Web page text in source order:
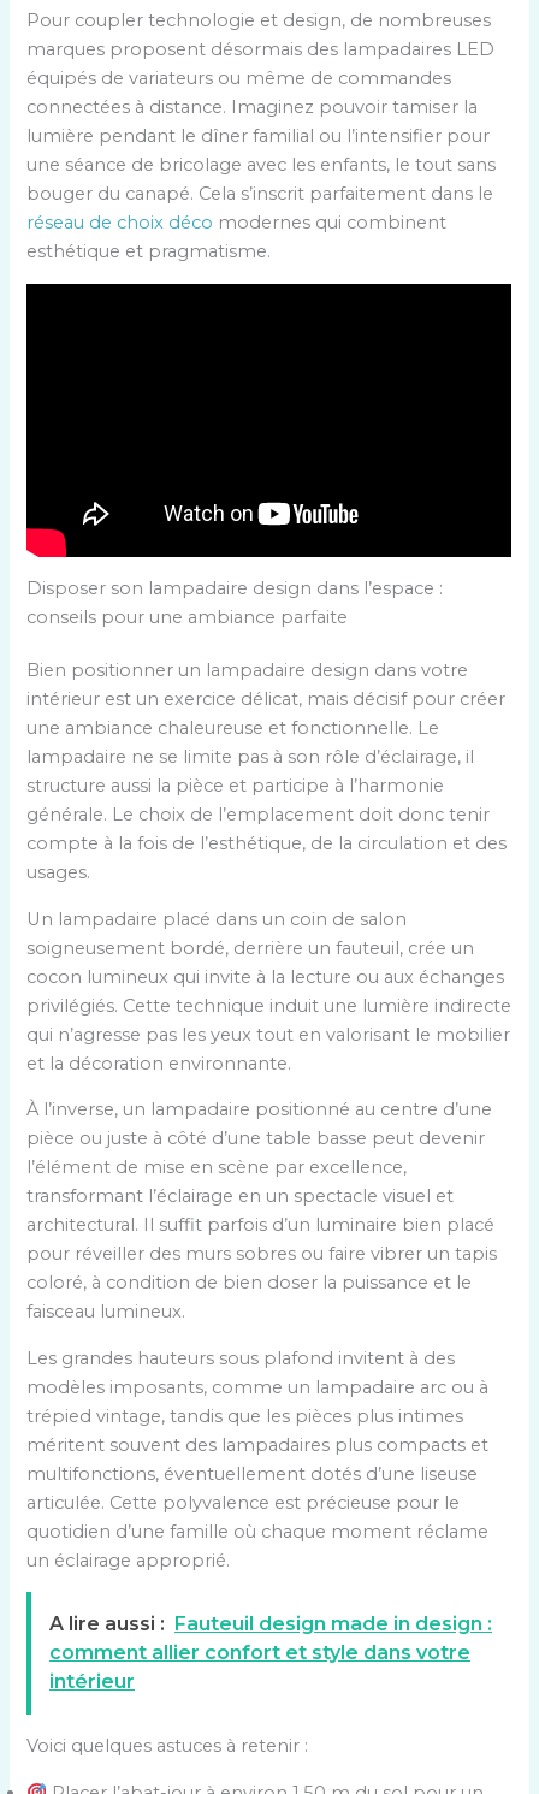
Pour coupler technologie et design, de nombreuses
marques proposent désormais des lampadaires LED
équipés de variateurs ou même de commandes
connectées à distance. Imaginez pouvoir tamiser la
lumière pendant le dîner familial ou l’intensifier pour
une séance de bricolage avec les enfants, le tout sans
bouger du canapé. Cela s’inscrit parfaitement dans le
réseau de choix déco modernes qui combinent
esthétique et pragmatisme.
Disposer son lampadaire design dans l’espace :
conseils pour une ambiance parfaite
Bien positionner un lampadaire design dans votre
intérieur est un exercice délicat, mais décisif pour créer
une ambiance chaleureuse et fonctionnelle. Le
lampadaire ne se limite pas à son rôle d’éclairage, il
structure aussi la pièce et participe à l’harmonie
générale. Le choix de l’emplacement doit donc tenir
compte à la fois de l’esthétique, de la circulation et des
usages.
Un lampadaire placé dans un coin de salon
soigneusement bordé, derrière un fauteuil, crée un
cocon lumineux qui invite à la lecture ou aux échanges
privilégiés. Cette technique induit une lumière indirecte
qui n’agresse pas les yeux tout en valorisant le mobilier
et la décoration environnante.
À l’inverse, un lampadaire positionné au centre d’une
pièce ou juste à côté d’une table basse peut devenir
l’élément de mise en scène par excellence,
transformant l’éclairage en un spectacle visuel et
architectural. Il suffit parfois d’un luminaire bien placé
pour réveiller des murs sobres ou faire vibrer un tapis
coloré, à condition de bien doser la puissance et le
faisceau lumineux.
Les grandes hauteurs sous plafond invitent à des
modèles imposants, comme un lampadaire arc ou à
trépied vintage, tandis que les pièces plus intimes
méritent souvent des lampadaires plus compacts et
multifonctions, éventuellement dotés d’une liseuse
articulée. Cette polyvalence est précieuse pour le
quotidien d’une famille où chaque moment réclame
un éclairage approprié.
A lire aussi : Fauteuil design made in design :
comment allier confort et style dans votre
intérieur
Voici quelques astuces à retenir :